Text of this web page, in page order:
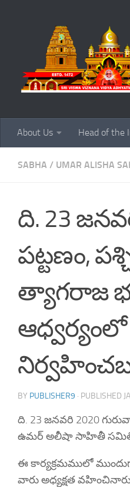
About Us Head of the
SABHA / UMAR ALISHA
ది. 23
పట్టణం,
త్యాగరాజ
ఆధ్వర్యంలో
BY PUBLISHER9 · PUBLISHED
ది. 23 జనవరి 2020
ఉమర్ అలీషా సాహితీ సమితి
ఈ కార్యక్రమములో
వారు అధ్యక్షత